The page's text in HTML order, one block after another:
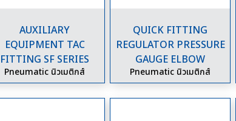
AUXILIARY
EQUIPMENT TAC
FITTING SF SERIES
Pneumatic นิวเมติกส์
QUICK FITTING
REGULATOR PRESSURE
GAUGE ELBOW
Pneumatic นิวเมติกส์